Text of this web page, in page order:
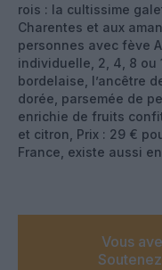
rois : la cultissime
Charentes et aux
personnes avec fève
individuelle, 2, 4, 8 ou
bordelaise, l’ancêtre
dorée, parsemée de
enrichie de fruits
et citron, Prix : 29 €
France, existe aussi
Vous